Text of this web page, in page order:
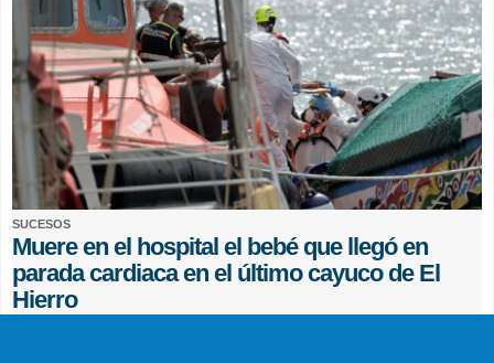
SUCESOS
Muere en el hospital el bebé que llegó en
parada cardiaca en el último cayuco de El
Hierro